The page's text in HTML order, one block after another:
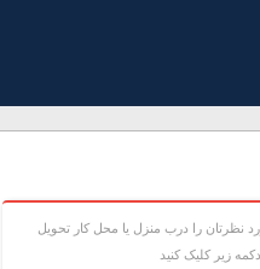
نظرتان را درب منزل يا محل کار تحويل
زير کليک کنيد